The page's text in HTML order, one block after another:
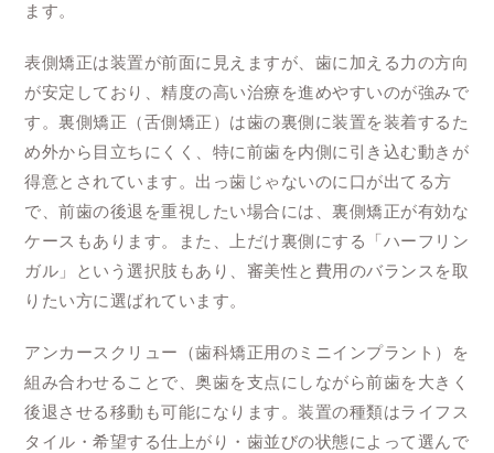
ます。
表側矯正は装置が前面に見えますが、歯に加える力の方向
が安定しており、精度の高い治療を進めやすいのが強みで
す。裏側矯正（舌側矯正）は歯の裏側に装置を装着するた
め外から目立ちにくく、特に前歯を内側に引き込む動きが
得意とされています。出っ歯じゃないのに口が出てる方
で、前歯の後退を重視したい場合には、裏側矯正が有効な
ケースもあります。また、上だけ裏側にする「ハーフリン
ガル」という選択肢もあり、審美性と費用のバランスを取
りたい方に選ばれています。
アンカースクリュー（歯科矯正用のミニインプラント）を
組み合わせることで、奥歯を支点にしながら前歯を大きく
後退させる移動も可能になります。装置の種類はライフス
タイル・希望する仕上がり・歯並びの状態によって選んで